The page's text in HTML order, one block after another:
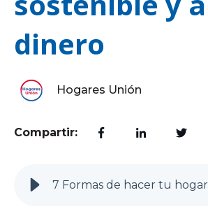
dinero
Hogares Unión
Compartir: